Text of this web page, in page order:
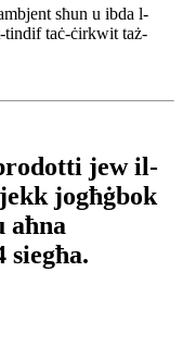
sħun u ibda l-
tindif taċ-ċirkwit taż-
jew il-
jogħġbok
aħna